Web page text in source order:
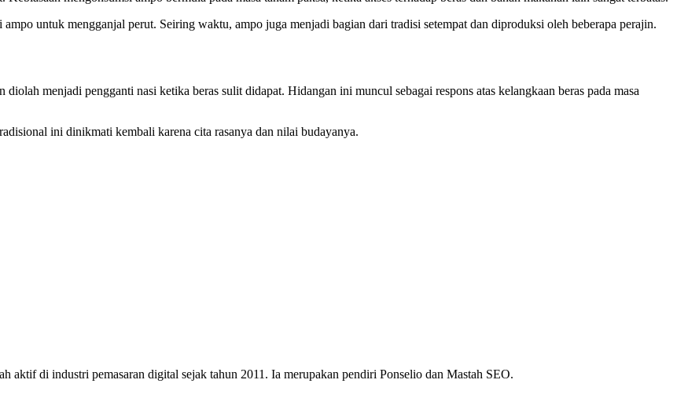
untuk mengganjal perut. Seiring waktu, ampo juga menjadi bagian dari tradisi setempat dan diproduksi oleh beberapa perajin.
menjadi pengganti nasi ketika beras sulit didapat. Hidangan ini muncul sebagai respons atas kelangkaan beras pada masa
ini dinikmati kembali karena cita rasanya dan nilai budayanya.
aktif di industri pemasaran digital sejak tahun 2011. Ia merupakan pendiri Ponselio dan Mastah SEO.